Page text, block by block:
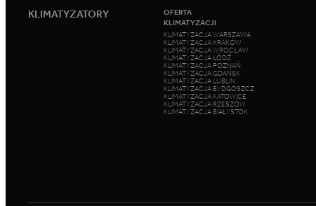
KLIMATYZATORY
OFERTA
KLIMATYZACJI
KLIMATYZACJA WARSZAWA
KLIMATYZACJA KRAKÓW
KLIMATYZACJA WROCŁAW
KLIMATYZACJA ŁÓDŹ
KLIMATYZACJA POZNAŃ
KLIMATYZACJA GDAŃSK
KLIMATYZACJA LUBLIN
KLIMATYZACJA BYDGOSZCZ
KLIMATYZACJA KATOWICE
KLIMATYZACJA RZESZÓW
KLIMATYZACJA BIAŁYSTOK